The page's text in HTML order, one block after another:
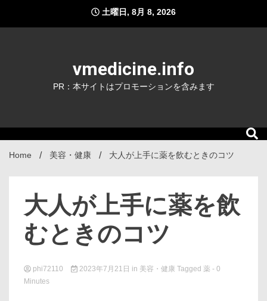
content
土曜日, 8月 8, 2026
vmedicine.info
PR：本サイトはプロモーションを含みます
Home 美容・健康 大人が上手に薬を飲むときのコツ
大人が上手に薬を飲
むときのコツ
phi72110 2023年7月21日 in 美容・健康 Tagged 薬 - 0
Minutes